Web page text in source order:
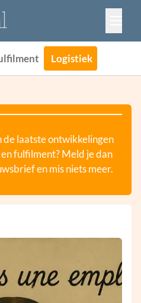
Logistiek
de laatste ontwikkelingen
fulfilment? Meld je dan
en mis niets meer.